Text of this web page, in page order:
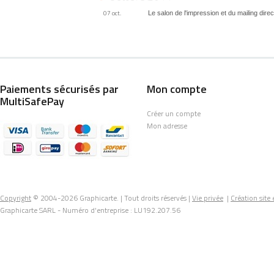
07 oct. Le salon de l'impression et du mailing
Paiements sécurisés par
MultiSafePay
Mon compte
Créer un compte
Mon adresse
Copyright © 2004-2026 Graphicarte. | Tout droits réservés | Vie privée | Création
Graphicarte SARL - Numéro d'entreprise : LU192.207.56